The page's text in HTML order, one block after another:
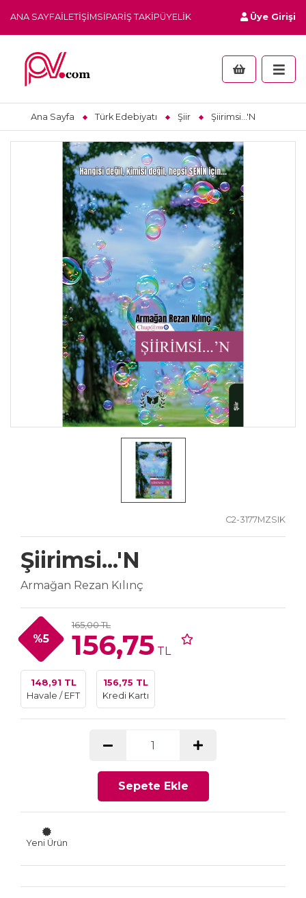
ANA SAYFAİLETIŞIMSIPARIŞ TAKIPÜYELIK Üye Girişi
Ana Sayfa Türk Edebiyatı Şiir Şiirimsi...'N
C2-3177MZSIK
Şiirimsi...'N
Armağan Rezan Kılınç
%5
165,00 TL
156,75 TL
148,91 TL
Havale / EFT
156,75 TL
Kredi Kartı
Sepete Ekle
Yeni Ürün